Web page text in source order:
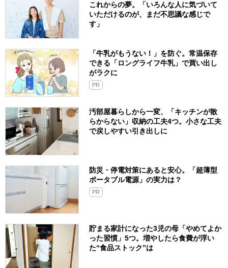
これからの夢。「いろんな人に気づいて
いただけるのが、まだ不思議な感じで
す」
「牛乳がもうない！」を防ぐ。常温保存
できる「ロングライフ牛乳」で買い出し
がラクに
PR
汚部屋暮らしから一変、「キッチンが散
らからない」収納の工夫4つ。小さな工夫
で戻しやすい引き出しに
防災・停電対策にあると安心。「超薄型
ポータブル電源」の実力は？​
PR
貯まる家計になった3児の母「やめてよか
った習慣」5つ。増やしたら食費が浮い
た“食品ストック”は